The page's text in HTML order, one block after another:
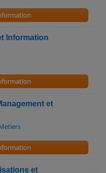
Information
et
et